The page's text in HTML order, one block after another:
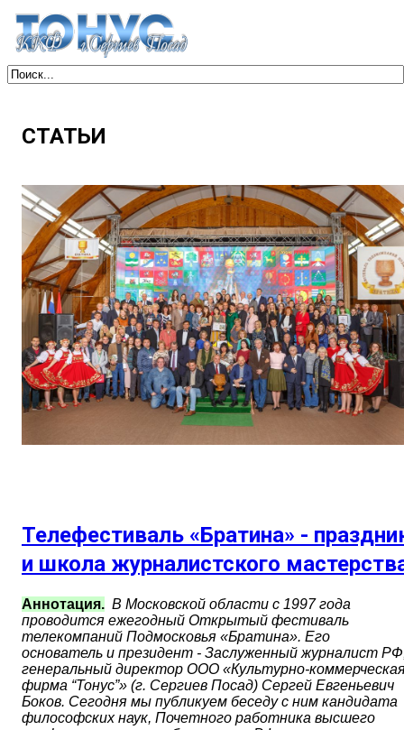
СТАТЬИ
Телефестиваль «Братина» -
и школа журналистского
Аннотация. В Московской области с 1997 года
проводится ежегодный Открытый фестиваль
телекомпаний Подмосковья «Братина». Его
основатель и президент - Заслуженный журналист
генеральный директор ООО «Культурно-
фирма “Тонус”» (г. Сергиев Посад) Сергей Евгеньевич
Боков. Сегодня мы публикуем беседу с ним кандидата
философских наук, Почетного работника высшего